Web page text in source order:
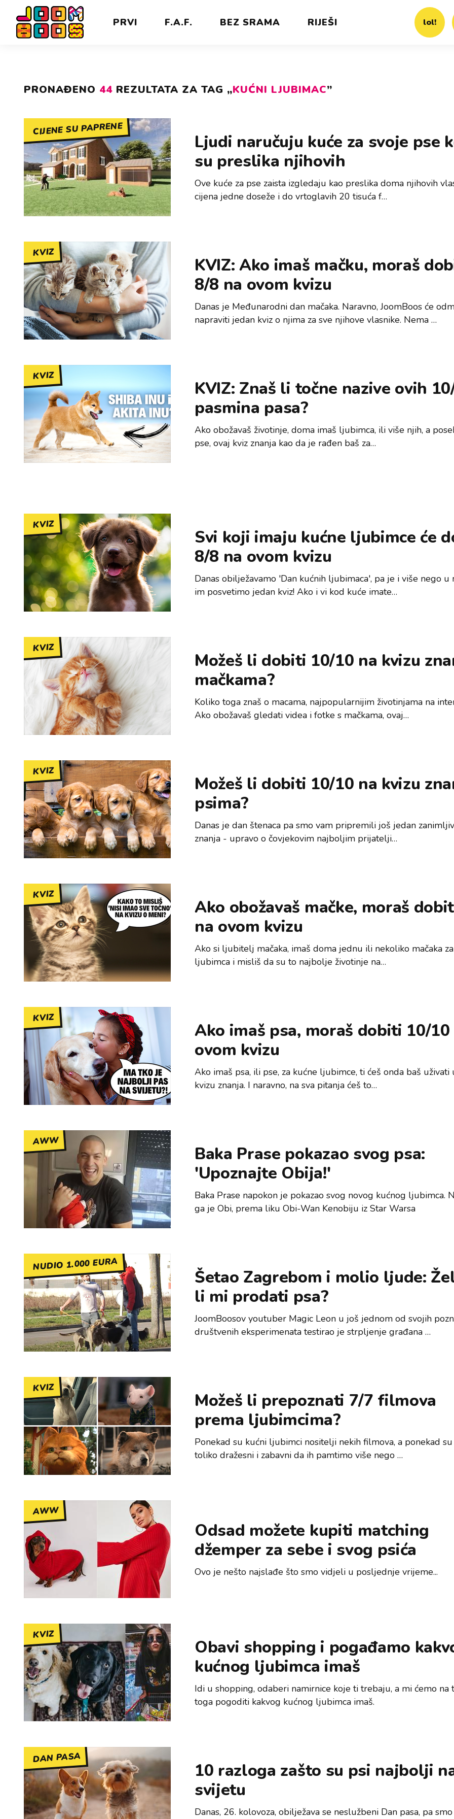
PRVI F.A.F. BEZ SRAMA RIJEŠI lol!
PRONAĐENO 44 REZULTATA ZA TAG „KUĆNI LJUBIMAC”
CIJENE SU PAPRENE
Ljudi naručuju kuće za svoje pse
su preslika njihovih
Ove kuće za pse zaista izgledaju kao preslika doma njihovih
cijena jedne doseže i do vrtoglavih 20 tisuća f…
KVIZ
KVIZ: Ako imaš mačku, moraš
8/8 na ovom kvizu
Danas je Međunarodni dan mačaka. Naravno, JoomBoos će
napraviti jedan kviz o njima za sve njihove vlasnike. Nema …
KVIZ
KVIZ: Znaš li točne nazive ovih
pasmina pasa?
Ako obožavaš životinje, doma imaš ljubimca, ili više njih, a
pse, ovaj kviz znanja kao da je rađen baš za…
KVIZ
Svi koji imaju kućne ljubimce će
8/8 na ovom kvizu
Danas obilježavamo 'Dan kućnih ljubimaca', pa je i više nego u
im posvetimo jedan kviz! Ako i vi kod kuće imate…
KVIZ
Možeš li dobiti 10/10 na kvizu
mačkama?
Koliko toga znaš o macama, najpopularnijim životinjama na
Ako obožavaš gledati videa i fotke s mačkama, ovaj…
KVIZ
Možeš li dobiti 10/10 na kvizu
psima?
Danas je dan štenaca pa smo vam pripremili još jedan
znanja - upravo o čovjekovim najboljim prijatelji…
KVIZ
Ako obožavaš mačke, moraš dobiti 8/8
na ovom kvizu
Ako si ljubitelj mačaka, imaš doma jednu ili nekoliko mačaka
ljubimca i misliš da su to najbolje životinje na…
KVIZ
Ako imaš psa, moraš dobiti 10/10
ovom kvizu
Ako imaš psa, ili pse, za kućne ljubimce, ti ćeš onda baš uživati
kvizu znanja. I naravno, na sva pitanja ćeš to…
AWW
Baka Prase pokazao svog psa:
'Upoznajte Obija!'
Baka Prase napokon je pokazao svog novog kućnog ljubimca.
ga je Obi, prema liku Obi-Wan Kenobiju iz Star Warsa
NUDIO 1.000 EURA
Šetao Zagrebom i molio ljude:
li mi prodati psa?
JoomBoosov youtuber Magic Leon u još jednom od svojih
društvenih eksperimenata testirao je strpljenje građana …
KVIZ
Možeš li prepoznati 7/7 filmova
prema ljubimcima?
Ponekad su kućni ljubimci nositelji nekih filmova, a ponekad
toliko dražesni i zabavni da ih pamtimo više nego …
AWW
Odsad možete kupiti matching
džemper za sebe i svog psića
Ovo je nešto najslađe što smo vidjeli u posljednje vrijeme...
KVIZ
Obavi shopping i pogađamo
kućnog ljubimca imaš
Idi u shopping, odaberi namirnice koje ti trebaju, a mi ćemo na
toga pogoditi kakvog kućnog ljubimca imaš.
DAN PASA
10 razloga zašto su psi najbolji
svijetu
Danas, 26. kolovoza, obilježava se neslužbeni Dan pasa, pa